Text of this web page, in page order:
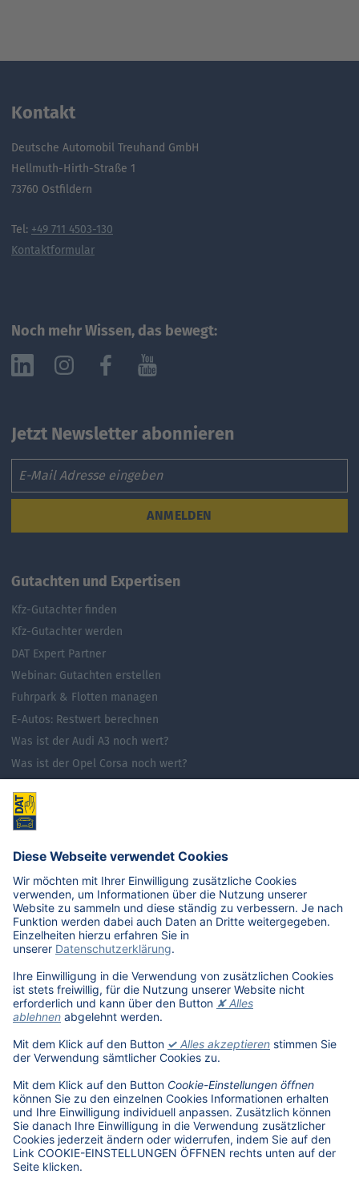
Kontakt
Deutsche Automobil Treuhand GmbH
Hellmuth-Hirth-Straße 1
73760 Ostfildern
Tel: +49 711 4503-130
Kontaktformular
Noch mehr Wissen, das bewegt:
Jetzt Newsletter abonnieren
ANMELDEN
Gutachten und Expertisen
Kfz-Gutachter finden
Kfz-Gutachter werden
DAT Expert Partner
Webinar: Gutachten erstellen
Fuhrpark & Flotten managen
E-Autos: Restwert berechnen
Was ist der Audi A3 noch wert?
Was ist der Opel Corsa noch wert?
Was ist der VW Golf noch wert?
E-Mobilität in Deutschland
Karriere
Übersicht
Stellenangebote
Benefits
DAT als Arbeitgeber
Schüler, Absolventen, Studenten
#getDATjob
DAT International
Wir über uns
DAT Historie
Nachhaltigkeit
Informationssicherheit
Anfahrt